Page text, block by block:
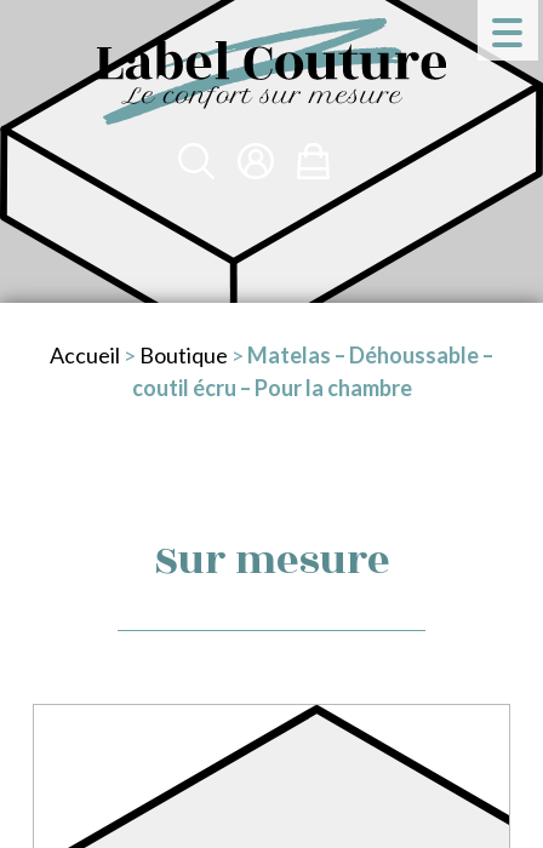
Accueil > Boutique > Matelas – Déhoussable –
coutil écru – Pour la chambre
Sur mesure